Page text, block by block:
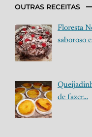
OUTRAS RECEITAS
Floresta
saboroso
de fazer…